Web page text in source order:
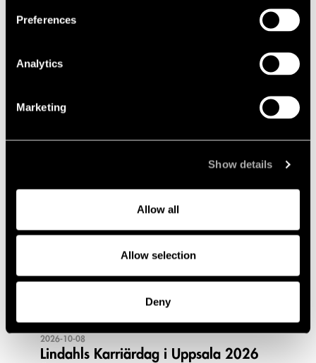
Preferences
Analytics
Marketing
Show details
Allow all
Allow selection
Deny
Nyheter, event och insikter
2026-10-08
Lindahls Karriärdag i Uppsala 2026